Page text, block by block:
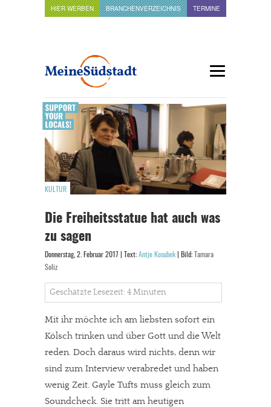
HIER WERBEN BRANCHENVERZEICHNIS TERMINE
KULTUR
Die Freiheitsstatue hat auch was
zu sagen
Donnerstag, 2. Februar 2017 | Text: Antje Kosubek | Bild:
Tamara
Soliz
Geschätzte Lesezeit: 4 Minuten
Mit ihr möchte ich am liebsten sofort ein
Kölsch trinken und über Gott und die Welt
reden. Doch daraus wird nichts, denn wir
sind zum Interview verabredet und haben
wenig Zeit. Gayle Tufts muss gleich zum
Soundcheck. Sie tritt am heutigen